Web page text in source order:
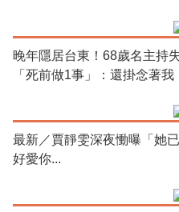
晚年隱居台東！68歲名主
「死前做1事」：還掛念著我
最新／賈靜雯深夜慟曝「她
好愛你...